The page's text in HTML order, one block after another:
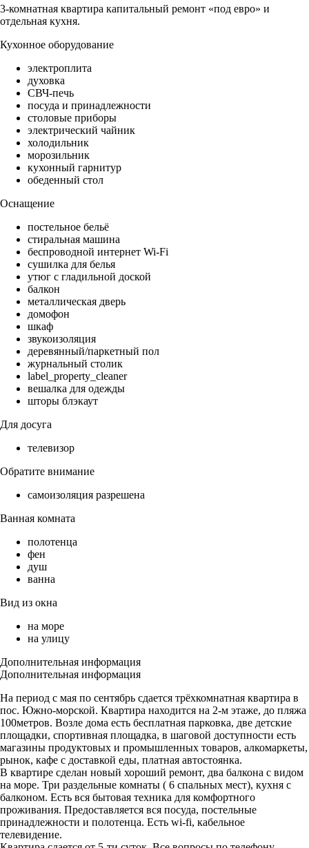
3-комнатная квартира капитальный ремонт «под евро» и
отдельная кухня.
Кухонное оборудование
электроплита
духовка
СВЧ-печь
посуда и принадлежности
столовые приборы
электрический чайник
холодильник
морозильник
кухонный гарнитур
обеденный стол
Оснащение
постельное бельё
стиральная машина
беспроводной интернет Wi-Fi
сушилка для белья
утюг с гладильной доской
балкон
металлическая дверь
домофон
шкаф
звукоизоляция
деревянный/паркетный пол
журнальный столик
label_property_cleaner
вешалка для одежды
шторы блэкаут
Для досуга
телевизор
Обратите внимание
самоизоляция разрешена
Ванная комната
полотенца
фен
душ
ванна
Вид из окна
на море
на улицу
Дополнительная информация
Дополнительная информация
На период с мая по сентябрь сдается трёхкомнатная квартира в
пос. Южно-морской. Квартира находится на 2-м этаже, до пляжа
100метров. Возле дома есть бесплатная парковка, две детские
площадки, спортивная площадка, в шаговой доступности есть
магазины продуктовых и промышленных товаров, алкомаркеты,
рынок, кафе с доставкой еды, платная автостоянка.
В квартире сделан новый хороший ремонт, два балкона с видом
на море. Три раздельные комнаты ( 6 спальных мест), кухня с
балконом. Есть вся бытовая техника для комфортного
проживания. Предоставляется вся посуда, постельные
принадлежности и полотенца. Есть wi-fi, кабельное
телевидение.